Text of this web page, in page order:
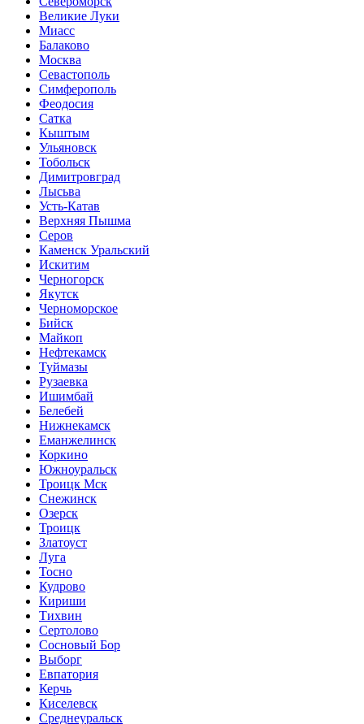
Великие Луки
Миасс
Балаково
Москва
Севастополь
Симферополь
Феодосия
Сатка
Кыштым
Ульяновск
Тобольск
Димитровград
Лысьва
Усть-Катав
Верхняя Пышма
Серов
Каменск Уральский
Искитим
Черногорск
Якутск
Черноморское
Бийск
Майкоп
Нефтекамск
Туймазы
Рузаевка
Ишимбай
Белебей
Нижнекамск
Еманжелинск
Коркино
Южноуральск
Троицк Мск
Снежинск
Озерск
Троицк
Златоуст
Луга
Тосно
Кудрово
Кириши
Тихвин
Сертолово
Сосновый Бор
Выборг
Евпатория
Керчь
Киселевск
Среднеуральск